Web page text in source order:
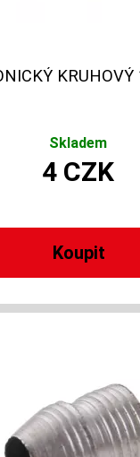
Skladem
4 CZK